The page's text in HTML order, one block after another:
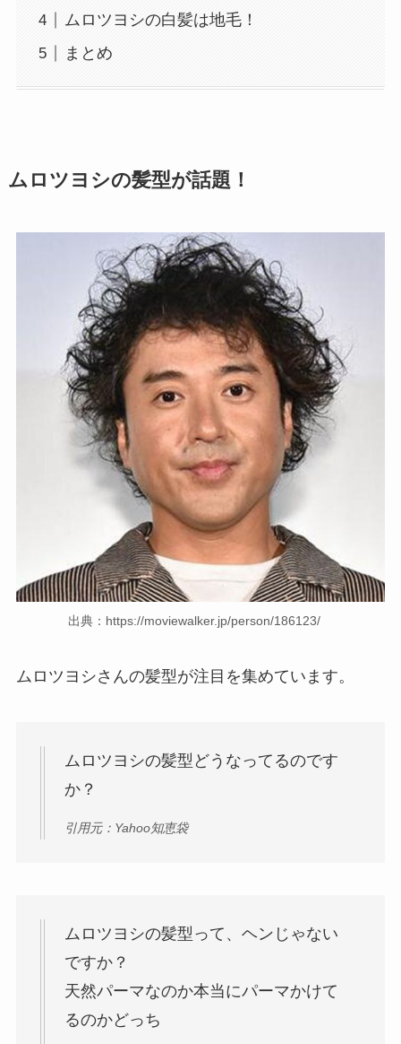
ムロツヨシの白髪は地毛！
まとめ
ムロツヨシの髪型が話題！
出典：https://moviewalker.jp/person/186123/
ムロツヨシさんの髪型が注目を集めています。
ムロツヨシの髪型どうなってるのです
か？
引用元：Yahoo知恵袋
ムロツヨシの髪型って、ヘンじゃない
ですか？
天然パーマなのか本当にパーマかけて
るのかどっち